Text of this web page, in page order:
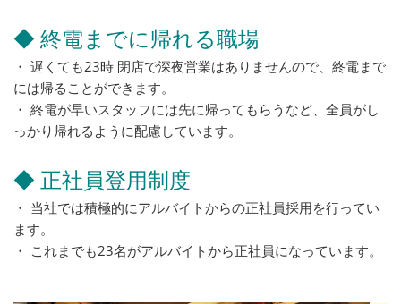
◆ 終電までに帰れる職場
・ 遅くても23時 閉店で深夜営業はありませんので、終電まで
には帰ることができます。
・ 終電が早いスタッフには先に帰ってもらうなど、全員がし
っかり帰れるように配慮しています。
◆ 正社員登用制度
・ 当社では積極的にアルバイトからの正社員採用を行ってい
ます。
・ これまでも23名がアルバイトから正社員になっています。